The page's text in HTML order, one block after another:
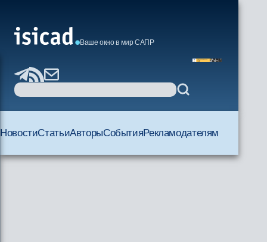
Ваше окно в мир САПР
НовостиСтатьиАвторыСобытияРекламодателям